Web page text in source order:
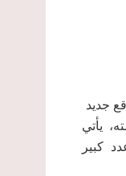
جديد
يأتي
كبير